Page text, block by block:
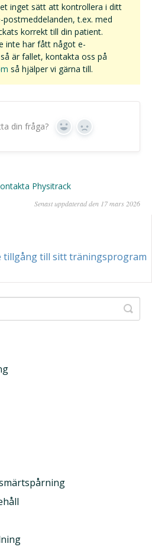
inget sätt att kontrollera i ditt
t.ex. med
korrekt till din patient.
inte har fått något e-
är fallet, kontakta oss på
så hjälper vi gärna till.
din fråga? Ja Nej
Physitrack
Senast uppdaterad den 17 mars 2026
tillgång till sitt träningsprogram